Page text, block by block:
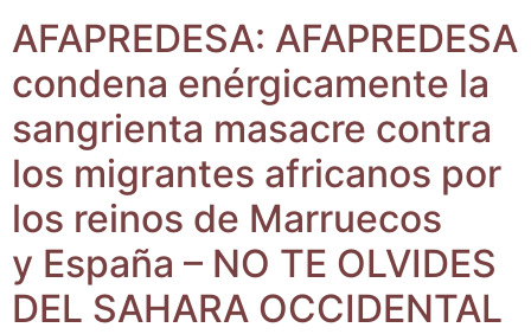
AFAPREDESA: AFAPREDESA
con­de­na enér­gi­ca­men­te la
san­grien­ta masa­cre con­tra
los migran­tes afri­ca­nos por
los rei­nos de Marrue­cos
y Espa­ña – NO TE OLVIDES
DEL SAHARA OCCIDENTAL